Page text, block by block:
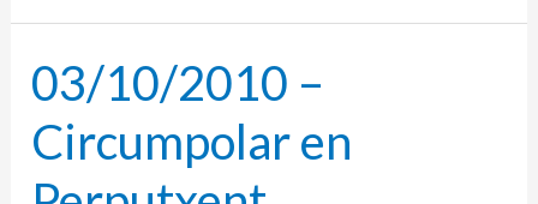
03/10/2010 –
Circumpolar en
03/10/2010
–
Circumpolar
en